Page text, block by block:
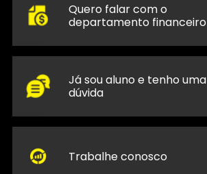
Quero falar com o
departamento financeiro
Já sou aluno e tenho uma
dúvida
Trabalhe conosco